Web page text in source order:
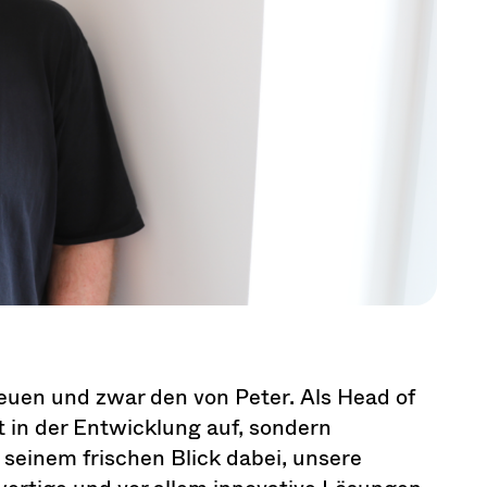
und zwar den von Peter. Als Head of
der Entwicklung auf, sondern
frischen Blick dabei, unsere